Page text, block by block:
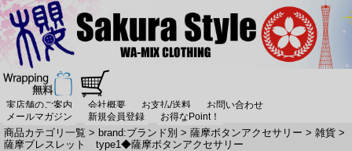
実店舗のご案内 会社概要 お支払/送料
お問い合わせ
メールマガジン
新規会員登録 お得なPoint！
商品カテゴリ一覧 > brand:ブランド別 > 薩摩ボタンアクセサリー > 雑貨 >
薩摩ブレスレット type1◆薩摩ボタンアクセサリー